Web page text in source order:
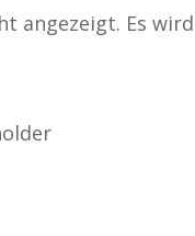
angezeigt. Es